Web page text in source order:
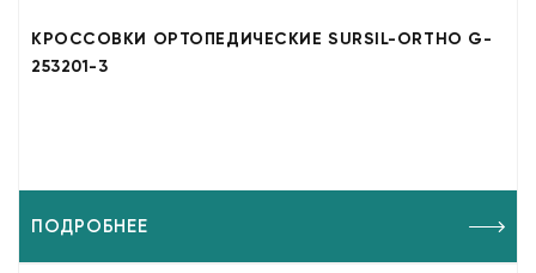
КРОССОВКИ ОРТОПЕДИЧЕСКИЕ SURSIL-ORTHO G-
253201-3
ПОДРОБНЕЕ